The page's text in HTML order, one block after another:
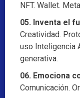
NFT. Wallet.
05. Inventa el
Creatividad.
uso Inteligencia
generativa.
06. Emociona
Comunicación.